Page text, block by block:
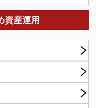
資産運用